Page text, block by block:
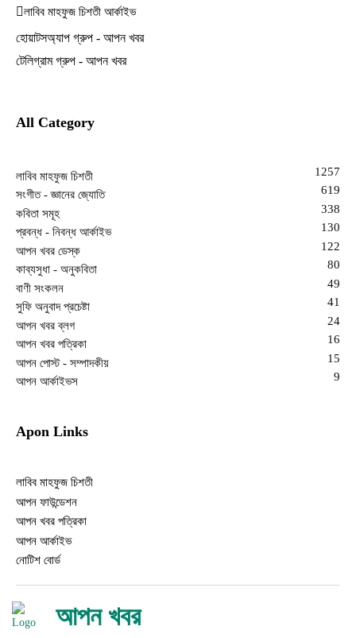
লাবিব মাহফুজ চিশতী আর্কাইভ
হোয়াটসঅ্যাপ গ্রুপ - আপন খবর
টেলিগ্রাম গ্রুপ - আপন খবর
All Category
লাবিব মাহফুজ চিশতী
1257
সংগীত - জ্ঞানের জ্যোতি
619
কবিতা সমূহ
338
প্রবন্ধ - নিবন্ধ আর্কাইভ
130
আপন খবর ডেস্ক
122
কাব্যসুধা - অনুকবিতা
80
বাণী সংকলন
49
সুফি অনুবাদ প্রচেষ্টা
41
আপন খবর ব্লগ
24
আপন খবর পত্রিকা
16
আপন পোস্ট - সম্পাদকীয়
15
আপন আর্কাইভস
9
Apon Links
লাবিব মাহফুজ চিশতী
আপন ফাউন্ডেশন
আপন খবর পত্রিকা
আপন আর্কাইভ
নোটিশ বোর্ড
আপন খবর